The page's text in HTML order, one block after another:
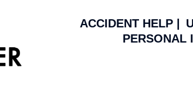
ACCIDENT HELP |
PERSONAL